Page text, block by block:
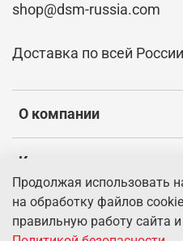
О компании
Клиентам
Информация
shop@dsm-russia.com
Доставка по всей России
Продолжая использовать
на обработку файлов
правильную работу сайта